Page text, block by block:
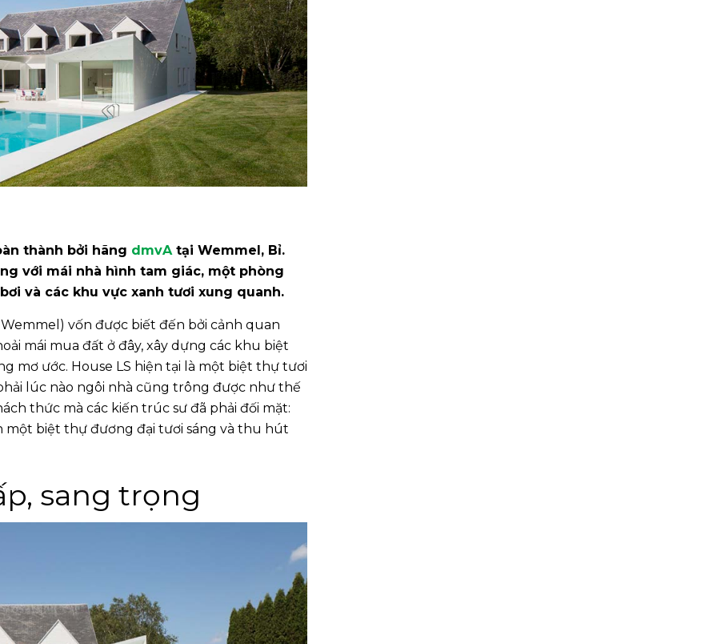
thành bởi hãng dmvAtại Wemmel, Bỉ.
với mái nhà hình tam giác, một phòng
và các khu vực xanh tươi xung quanh.
vốn được biết đến bởi cảnh quan
mái mua đất ở đây, xây dựng các khu biệt
mơ ước. House LS hiện tại là một biệt thự tươi
lúc nào ngôi nhà cũng trông được như thế
thức mà các kiến ​​trúc sư đã phải đối mặt:
một biệt thự đương đại tươi sáng và thu hút
sang trọng